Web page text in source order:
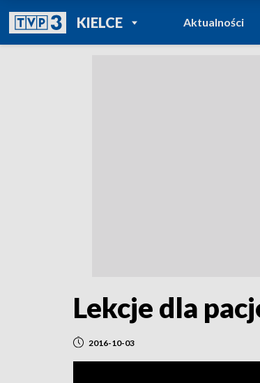
KIELCEPOWRÓT DO
TVP REGIONY
Aktualności
Lekcje dla
2016-10-03